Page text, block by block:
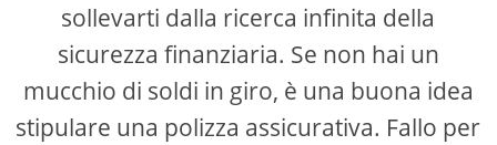
sollevarti dalla ricerca infinita della
sicurezza finanziaria. Se non hai un
mucchio di soldi in giro, è una buona idea
stipulare una polizza assicurativa. Fallo per